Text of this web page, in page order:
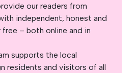
our readers from
independent, honest and
– both online and in
supports the local
residents and visitors of all